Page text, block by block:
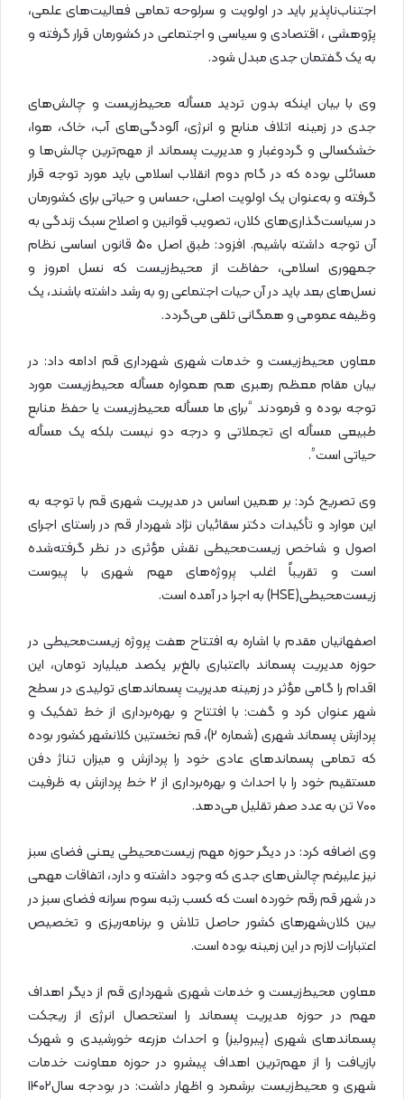
اجتناب‌ناپذیر باید در اولویت و سرلوحه تمامی فعالیت‌های علمی،
پژوهشی ، اقتصادی و سیاسی و اجتماعی در کشورمان قرار گرفته و
به یک گفتمان جدی مبدل شود.
وی با بیان اینکه بدون تردید مسأله محیط‌زیست و چالش‌های
جدی در زمینه اتلاف منابع و انرژی، آلودگی‌های آب، خاک، هوا،
خشکسالی و گردوغبار و مدیریت پسماند از مهم‌ترین چالش‌ها و
مسائلی بوده که در گام دوم انقلاب اسلامی باید مورد توجه قرار
گرفته و به‌عنوان یک اولویت اصلی، حساس و حیاتی برای کشورمان
در سیاست‌گذاری‌های کلان، تصویب قوانین و اصلاح سبک زندگی به
آن توجه داشته باشیم. افزود: طبق اصل ۵۰ قانون اساسی نظام
جمهوری اسلامی، حفاظت از محیط‌زیست که نسل امروز و
نسل‌های بعد باید در آن حیات اجتماعی رو به رشد داشته باشند، یک
وظیفه عمومی و همگانی تلقی می‌گردد.
معاون محیط‌زیست و خدمات شهری شهرداری قم ادامه داد: در
بیان مقام معظم رهبری هم همواره مسأله محیط‌زیست مورد
توجه بوده و فرمودند “برای ما مسأله محیط‌زیست یا حفظ منابع
طبیعی مسأله ای تجملاتی و درجه دو نیست بلکه یک مسأله
حیاتی است”.
وی تصریح کرد: بر همین اساس در مدیریت شهری قم با توجه به
این موارد و تأکیدات دکتر سقائیان نژاد شهردار قم در راستای اجرای
اصول و شاخص زیست‌محیطی نقش مؤثری در نظر گرفته‌شده
است و تقریباً اغلب پروژه‌های مهم شهری با پیوست
زیست‌محیطی(HSE) به اجرا در آمده است.
اصفهانیان مقدم با اشاره به افتتاح هفت پروژه زیست‌محیطی در
حوزه مدیریت پسماند بااعتباری بالغ‌بر یکصد میلیارد تومان، این
اقدام را گامی مؤثر در زمینه مدیریت پسماندهای تولیدی در سطح
شهر عنوان کرد و گفت: با افتتاح و بهره‌برداری از خط تفکیک و
پردازش پسماند شهری (شماره ۲)، قم نخستین کلانشهر کشور بوده
که تمامی پسماندهای عادی خود را پردازش و میزان تناژ دفن
مستقیم خود را با احداث و بهره‌برداری از ۲ خط پردازش به ظرفیت
۷۰۰ تن به عدد صفر تقلیل می‌دهد.
وی اضافه کرد: در دیگر حوزه مهم زیست‌محیطی یعنی فضای سبز
نیز علیرغم چالش‌های جدی که وجود داشته و دارد، اتفاقات مهمی
در شهر قم رقم خورده است که کسب رتبه سوم سرانه فضای سبز در
بین کلان‌شهرهای کشور حاصل تلاش و برنامه‌ریزی و تخصیص
اعتبارات لازم در این زمینه بوده است.
معاون محیط‌زیست و خدمات شهری شهرداری قم از دیگر اهداف
مهم در حوزه مدیریت پسماند را استحصال انرژی از ریجکت
پسماندهای شهری (پیرولیز) و احداث مزرعه خورشیدی و شهرک
بازیافت را از مهم‌ترین اهداف پیشرو در حوزه معاونت خدمات
شهری و محیط‌زیست برشمرد و اظهار داشت: در بودجه سال۱۴۰۲